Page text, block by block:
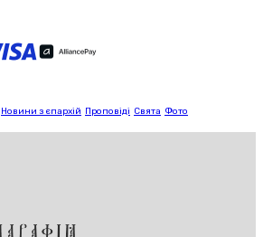
Новини з єпархій Проповіді Свята Фото